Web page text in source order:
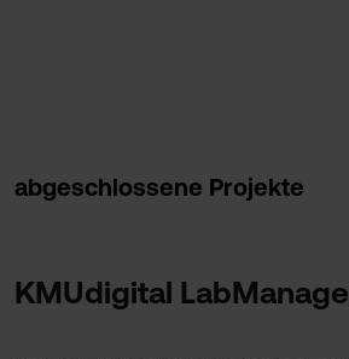
abgeschlossene Projekte
KMUdigital